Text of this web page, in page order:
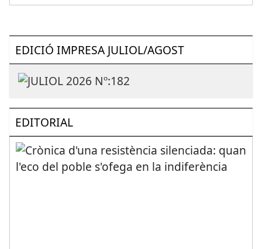
EDICIÓ IMPRESA JULIOL/AGOST
EDITORIAL